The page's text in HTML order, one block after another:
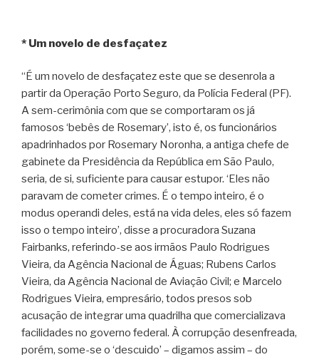
* Um novelo de desfaçatez
“É um novelo de desfaçatez este que se desenrola a
partir da Operação Porto Seguro, da Polícia Federal (PF).
A sem-cerimônia com que se comportaram os já
famosos ‘bebês de Rosemary’, isto é, os funcionários
apadrinhados por Rosemary Noronha, a antiga chefe de
gabinete da Presidência da República em São Paulo,
seria, de si, suficiente para causar estupor. ‘Eles não
paravam de cometer crimes. É o tempo inteiro, é o
modus operandi deles, está na vida deles, eles só fazem
isso o tempo inteiro’, disse a procuradora Suzana
Fairbanks, referindo-se aos irmãos Paulo Rodrigues
Vieira, da Agência Nacional de Águas; Rubens Carlos
Vieira, da Agência Nacional de Aviação Civil; e Marcelo
Rodrigues Vieira, empresário, todos presos sob
acusação de integrar uma quadrilha que comercializava
facilidades no governo federal. À corrupção desenfreada,
porém, some-se o ‘descuido’ – digamos assim – do